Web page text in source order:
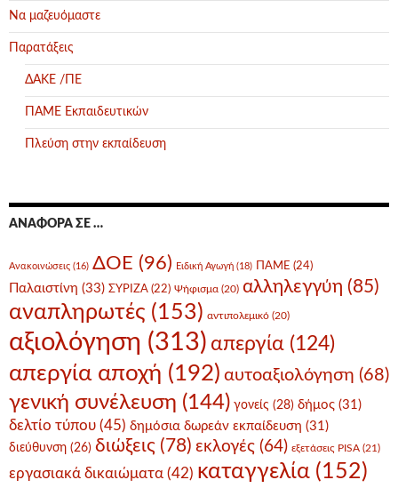
Να μαζευόμαστε
Παρατάξεις
ΔΑΚΕ /ΠΕ
ΠΑΜΕ Εκπαιδευτικών
Πλεύση στην εκπαίδευση
ΑΝΑΦΟΡΆ ΣΕ …
Ανακοινώσεις (16) ΔΟΕ (96) Ειδική Αγωγή (18) ΠΑΜΕ (24)
Παλαιστίνη (33) ΣΥΡΙΖΑ (22) Ψήφισμα (20) αλληλεγγύη (85)
αναπληρωτές (153) αντιπολεμικό (20)
αξιολόγηση (313) απεργία (124)
απεργία αποχή (192) αυτοαξιολόγηση (68)
γενική συνέλευση (144) γονείς (28) δήμος (31)
δελτίο τύπου (45) δημόσια δωρεάν εκπαίδευση (31)
διεύθυνση (26) διώξεις (78) εκλογές (64) εξετάσεις PISA (21)
εργασιακά δικαιώματα (42) καταγγελία (152)